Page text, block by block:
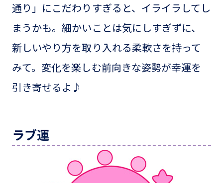
通り」にこだわりすぎると、イライラしてし
まうかも。細かいことは気にしすぎずに、
新しいやり方を取り入れる柔軟さを持って
みて。変化を楽しむ前向きな姿勢が幸運を
引き寄せるよ♪
ラブ運